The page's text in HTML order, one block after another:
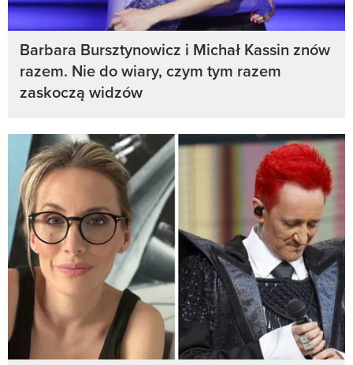
Barbara Bursztynowicz i Michał Kassin znów
razem. Nie do wiary, czym tym razem
zaskoczą widzów